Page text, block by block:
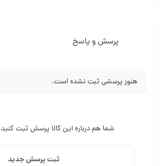
پرسش و پاسخ
هنوز پرسشی ثبت نشده است.
شما هم درباره این کالا پرسش ثبت کنید
ثبت پرسش جدید